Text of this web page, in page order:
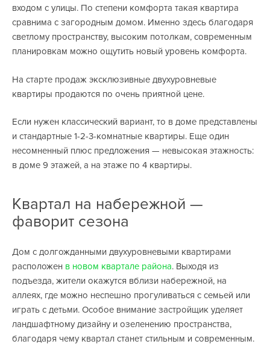
входом с улицы. По степени комфорта такая квартира
сравнима с загородным домом. Именно здесь благодаря
светлому пространству, высоким потолкам, современным
планировкам можно ощутить новый уровень комфорта.
На старте продаж эксклюзивные двухуровневые
квартиры продаются по очень приятной цене.
Если нужен классический вариант, то в доме представлены
и стандартные 1-2-3-комнатные квартиры. Еще один
несомненный плюс предложения — невысокая этажность:
в доме 9 этажей, а на этаже по 4 квартиры.
Квартал на набережной —
фаворит сезона
Дом с долгожданными двухуровневыми квартирами
расположен в новом квартале района. Выходя из
подъезда, жители окажутся вблизи набережной, на
аллеях, где можно неспешно прогуливаться с семьей или
играть с детьми. Особое внимание застройщик уделяет
ландшафтному дизайну и озеленению пространства,
благодаря чему квартал станет стильным и современным.